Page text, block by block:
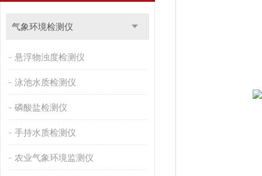
气象环境检测仪
悬浮物浊度检测仪
泳池水质检测仪
磷酸盐检测仪
手持水质检测仪
农业气象环境监测仪